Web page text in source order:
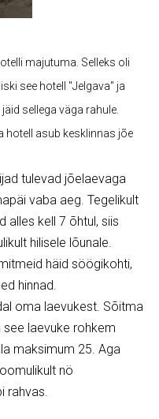
majutuma. Selleks oli
see hotell "Jelgava" ja
sellega väga rahule.
hotell asub kesklinnas jõe
tulevad jõelaevaga
vaba aeg. Tegelikult
alles kell 7 õhtul, siis
hilisele lõunale.
häid söögikohti,
hinnad.
oma laevukest. Sõitma
laevuke rohkem
maksimum 25. Aga
nö
rahvas.